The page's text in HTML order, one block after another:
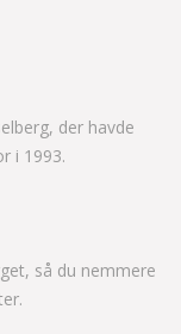
der havde
i 1993.
så du nemmere